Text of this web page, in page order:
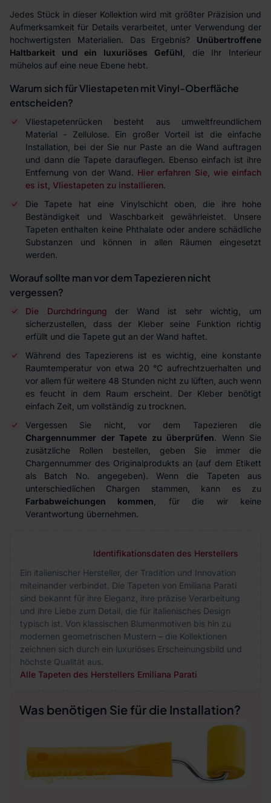
Jedes Stück in dieser Kollektion wird mit größter Präzision und
Aufmerksamkeit für Details verarbeitet, unter Verwendung der
hochwertigsten Materialien. Das Ergebnis? Unübertroffene
Haltbarkeit und ein luxuriöses Gefühl , die Ihr Interieur
mühelos auf eine neue Ebene hebt.
Warum sich für Vliestapeten mit Vinyl-Oberfläche
entscheiden?
Vliestapetenrücken besteht aus umweltfreundlichem
Material - Zellulose. Ein großer Vorteil ist die einfache
Installation, bei der Sie nur Paste an die Wand auftragen
und dann die Tapete darauflegen. Ebenso einfach ist ihre
Entfernung von der Wand. Hier erfahren Sie, wie einfach
es ist, Vliestapeten zu installieren.
Die Tapete hat eine Vinylschicht oben, die ihre hohe
Beständigkeit und Waschbarkeit gewährleistet. Unsere
Tapeten enthalten keine Phthalate oder andere schädliche
Substanzen und können in allen Räumen eingesetzt
werden.
Worauf sollte man vor dem Tapezieren nicht
vergessen?
Die Durchdringung der Wand ist sehr wichtig, um
sicherzustellen, dass der Kleber seine Funktion richtig
erfüllt und die Tapete gut an der Wand haftet.
Während des Tapezierens ist es wichtig, eine konstante
Raumtemperatur von etwa 20 °C aufrechtzuerhalten und
vor allem für weitere 48 Stunden nicht zu lüften, auch wenn
es feucht in dem Raum erscheint. Der Kleber benötigt
einfach Zeit, um vollständig zu trocknen.
Vergessen Sie nicht, vor dem Tapezieren die
Chargennummer der Tapete zu überprüfen. Wenn Sie
zusätzliche Rollen bestellen, geben Sie immer die
Chargennummer des Originalprodukts an (auf dem Etikett
als Batch No. angegeben). Wenn die Tapeten aus
unterschiedlichen Chargen stammen, kann es zu
Farbabweichungen kommen , für die wir keine
Verantwortung übernehmen.
Identifikationsdaten des Herstellers
Ein italienischer Hersteller, der Tradition und Innovation
miteinander verbindet. Die Tapeten von Emiliana Parati
sind bekannt für ihre Eleganz, ihre präzise Verarbeitung
und ihre Liebe zum Detail, die für italienisches Design
typisch ist. Von klassischen Blumenmotiven bis hin zu
modernen geometrischen Mustern – die Kollektionen
zeichnen sich durch ein luxuriöses Erscheinungsbild und
höchste Qualität aus.
Alle Tapeten des Herstellers Emiliana Parati
Was benötigen Sie für die Installation?